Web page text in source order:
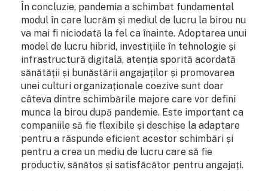
În concluzie, pandemia a schimbat fundamental
modul în care lucrăm și mediul de lucru la birou nu
va mai fi niciodată la fel ca înainte. Adoptarea unui
model de lucru hibrid, investițiile în tehnologie și
infrastructură digitală, atenția sporită acordată
sănătății și bunăstării angajaților și promovarea
unei culturi organizaționale coezive sunt doar
câteva dintre schimbările majore care vor defini
munca la birou după pandemie. Este important ca
companiile să fie flexibile și deschise la adaptare
pentru a răspunde eficient acestor schimbări și
pentru a crea un mediu de lucru care să fie
productiv, sănătos și satisfăcător pentru angajați.